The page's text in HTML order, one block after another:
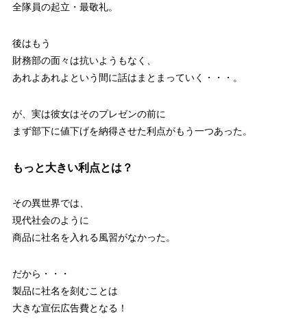
全隊員の起立・最敬礼。
後はもう
財務部の面々は抗いようもなく、
あれよあれよという間に話はまとまっていく・・・。
が、実は彼女はそのプレゼンの前に
まず部下に値下げを納得させた利点がもう一つあった。
もっと大きい利点とは？
その異世界では、
現代社会のように
商品に社名を入れる風習がなかった。
だから・・・
製品に社名を刻むことは
大きな宣伝広告費となる！